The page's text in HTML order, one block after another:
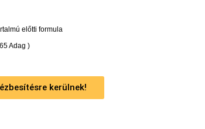
előtti formula
Adag )
kerülnek!